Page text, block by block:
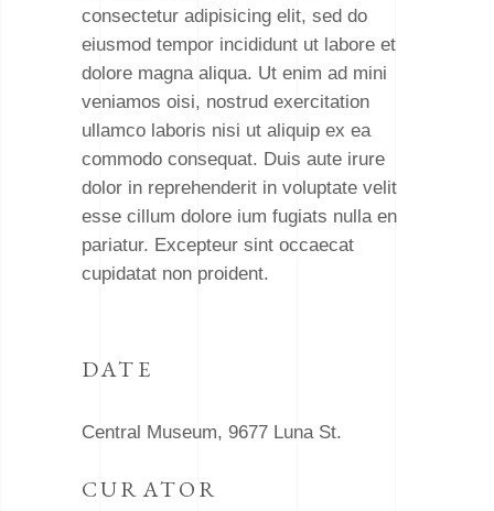
consectetur adipisicing elit, sed do
eiusmod tempor incididunt ut labore et
dolore magna aliqua. Ut enim ad mini
veniamos oisi, nostrud exercitation
ullamco laboris nisi ut aliquip ex ea
commodo consequat. Duis aute irure
dolor in reprehenderit in voluptate velit
esse cillum dolore ium fugiats nulla en
pariatur. Excepteur sint occaecat
cupidatat non proident.
DATE
Central Museum, 9677 Luna St.
CURATOR